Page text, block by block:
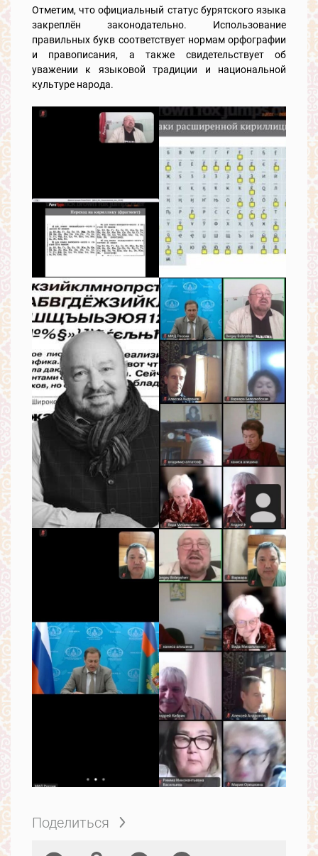
Отметим, что официальный статус бурятского языка
закреплён законодательно. Использование
правильных букв соответствует нормам орфографии
и правописания, а также свидетельствует об
уважении к языковой традиции и национальной
культуре народа.
Поделиться